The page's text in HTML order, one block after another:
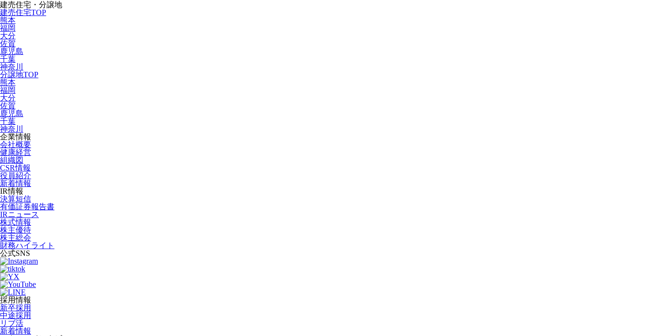
建売住宅・分譲地
建売住宅TOP
熊本
福岡
大分
佐賀
鹿児島
千葉
神奈川
分譲地TOP
熊本
福岡
大分
佐賀
鹿児島
千葉
神奈川
企業情報
会社概要
健康経営
組織図
CSR情報
役員紹介
新着情報
IR情報
決算短信
有価証券報告書
IRニュース
株式情報
株主優待
株主総会
財務ハイライト
公式SNS
採用情報
新卒採用
中途採用
リブ活
新着情報